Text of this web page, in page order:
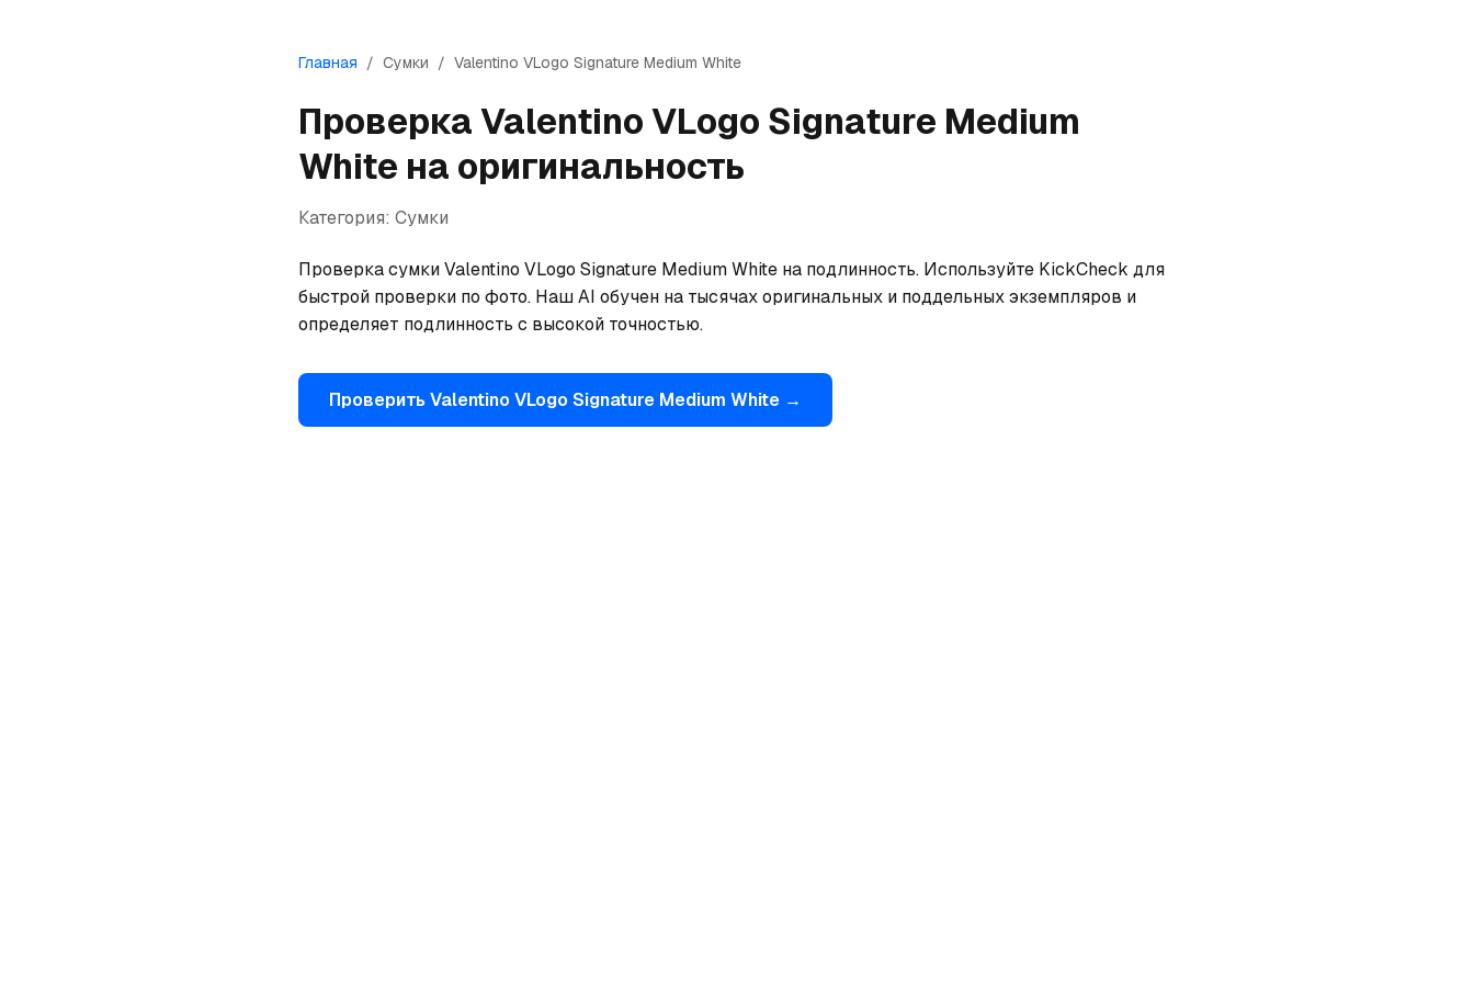
Главная / Сумки / Valentino VLogo Signature Medium White
ПроверкаValentinoVLogo Signature Medium
White на оригинальность
Категория: Сумки
Проверка сумки Valentino VLogo Signature Medium White на подлинность. Используйте KickCheck для
быстрой проверки по фото. Наш AI обучен на тысячах оригинальных и поддельных экземпляров и
определяет подлинность с высокой точностью.
Проверить ValentinoVLogo Signature Medium White →